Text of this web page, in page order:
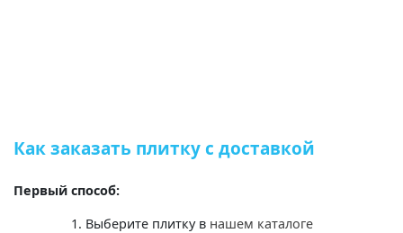
Как заказать плитку с доставкой
Первый способ:
Выберите плитку в нашем каталоге